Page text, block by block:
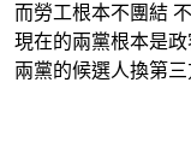
而勞工根本不團結
現在的兩黨根本是
兩黨的候選人換第